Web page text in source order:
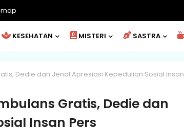
KESEHATAN MISTERI SASTRA
Dedie dan Jenal Apresiasi Kepedulian Sosial Insan
Gratis, Dedie dan
Insan Pers